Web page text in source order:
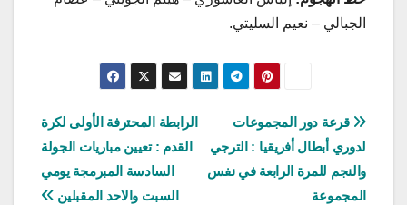
الجبالي – نعيم السليتي.
تصفّح
المقالات
الرابطة المحترفة الأولى لكرة
القدم : تعيين مباريات الجولة
السادسة المبرمجة يومي
السبت والاحد المقبلين
قرعة دور المجموعات
لدوري أبطال أفريقيا : الترجي
والنجم للمرة الرابعة في نفس
المجموعة